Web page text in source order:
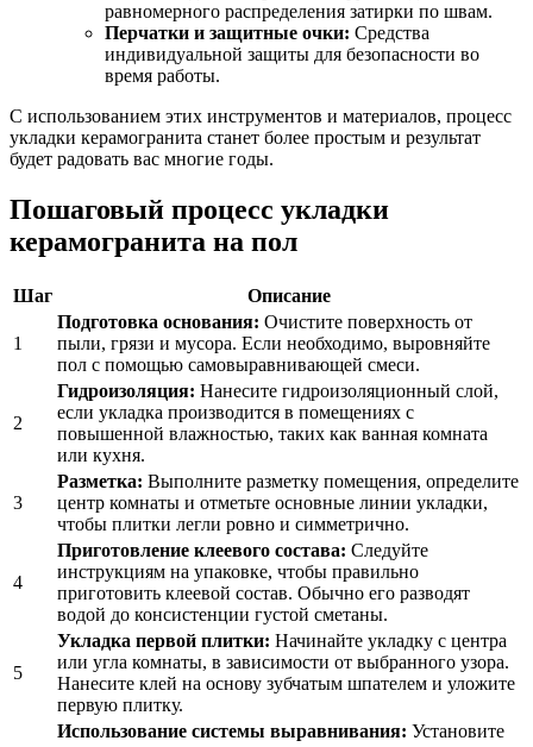
равномерного распределения затирки по швам.
Перчатки и защитные очки: Средства
индивидуальной защиты для безопасности во
время работы.
С использованием этих инструментов и материалов, процесс
укладки керамогранита станет более простым и результат
будет радовать вас многие годы.
Пошаговый процесс укладки
керамогранита на пол
Шаг Описание
1
Подготовка основания: Очистите поверхность от
пыли, грязи и мусора. Если необходимо, выровняйте
пол с помощью самовыравнивающей смеси.
2
Гидроизоляция: Нанесите гидроизоляционный слой,
если укладка производится в помещениях с
повышенной влажностью, таких как ванная комната
или кухня.
3
Разметка: Выполните разметку помещения, определите
центр комнаты и отметьте основные линии укладки,
чтобы плитки легли ровно и симметрично.
4
Приготовление клеевого состава: Следуйте
инструкциям на упаковке, чтобы правильно
приготовить клеевой состав. Обычно его разводят
водой до консистенции густой сметаны.
5
Укладка первой плитки: Начинайте укладку с центра
или угла комнаты, в зависимости от выбранного узора.
Нанесите клей на основу зубчатым шпателем и уложите
первую плитку.
Использование системы выравнивания: Установите